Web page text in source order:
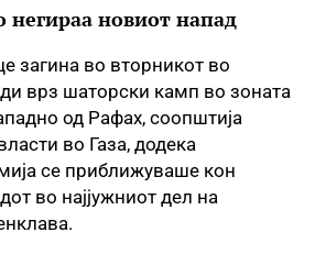
негираа новиот напад
загина во вторникот во
врз шаторски камп во зоната
од Рафах, соопштија
во Газа, додека
се приближуваше кон
во најјужниот дел на